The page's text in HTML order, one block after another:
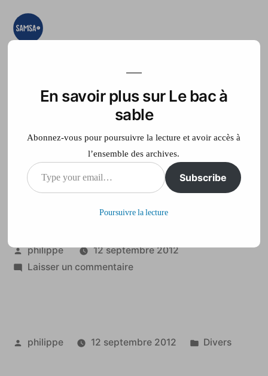
Aller
teste, on expérimente
Accueil France Télé
Taux de chomage en
Europe en juillet 2012
Publié
par
philippe
12 septembre 2012
Laisser un commentairesur
Publié
philippe 12 septembre 2012
Publié
Divers
En savoir plus sur Le bac à
sable
Abonnez-vous pour poursuivre la lecture et avoir accès à
l’ensemble des archives.
Type
your
Subscribe
Poursuivre la lecture